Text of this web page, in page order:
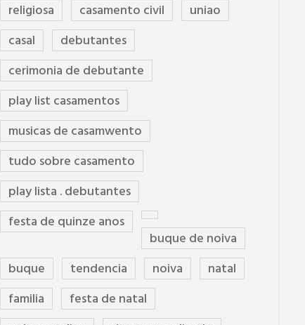
religiosa
casamento civil
uniao
casal
debutantes
cerimonia de debutante
play list casamentos
musicas de casamwento
tudo sobre casamento
play lista . debutantes
festa de quinze anos
buque de noiva
buque
tendencia noiva
natal
familia
festa de natal